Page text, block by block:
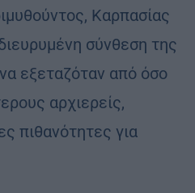
Καρπασίας
σύνθεση της
εξεταζόταν από όσο
αρχιερείς,
πιθανότητες για